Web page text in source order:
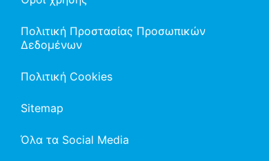
Πολιτική Προστασίας Προσωπικών
Δεδομένων
Πολιτική Cookies
Sitemap
Όλα τα Social Media